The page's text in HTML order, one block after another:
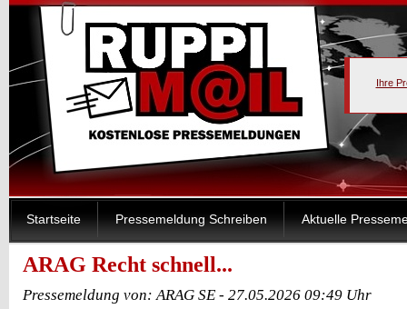
Ihre
Startseite Pressemeldung Schreiben Aktuelle
ARAG Recht schnell...
Pressemeldung von: ARAG SE - 27.05.2026 09:49 Uhr